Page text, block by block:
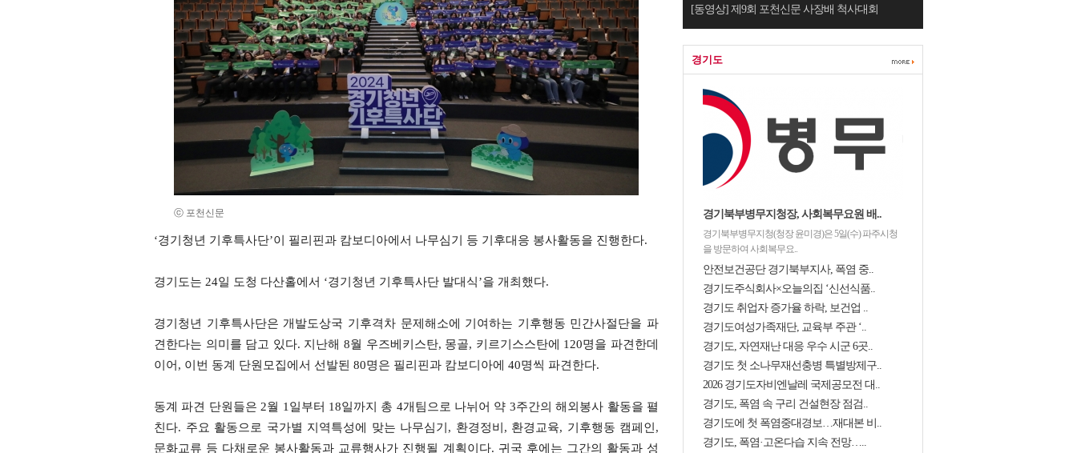
ⓒ 포천신문
‘경기청년 기후특사단’이 필리핀과 캄보디아에서 나무심기 등 기후대응 봉사활동을 진행한다.
경기도는 24일 도청 다산홀에서 ‘경기청년 기후특사단 발대식’을 개최했다.
경기청년 기후특사단은 개발도상국 기후격차 문제해소에 기여하는 기후행동 민간사절단을 파
견한다는 의미를 담고 있다. 지난해 8월 우즈베키스탄, 몽골, 키르기스스탄에 120명을 파견한데
이어, 이번 동계 단원모집에서 선발된 80명은 필리핀과 캄보디아에 40명씩 파견한다.
동계 파견 단원들은 2월 1일부터 18일까지 총 4개팀으로 나뉘어 약 3주간의 해외봉사 활동을 펼
친다. 주요 활동으로 국가별 지역특성에 맞는 나무심기, 환경정비, 환경교육, 기후행동 캠페인,
문화교류 등 다채로운 봉사활동과 교류행사가 진행될 계획이다. 귀국 후에는 그간의 활동과 성
[동영상] 제9회 포천신문 사장배 척사대회
경기도
경기북부병무지청장, 사회복무요원 배..
경기북부병무지청(청장 윤미경)은 5일(수) 파주시청
을 방문하여 사회복무요..
안전보건공단 경기북부지사, 폭염 중..
경기도주식회사×오늘의집 ‘신선식품..
경기도 취업자 증가율 하락, 보건업 ..
경기도여성가족재단, 교육부 주관 ‘..
경기도, 자연재난 대응 우수 시군 6곳..
경기도 첫 소나무재선충병 특별방제구..
2026 경기도자비엔날레 국제공모전 대..
경기도, 폭염 속 구리 건설현장 점검..
경기도에 첫 폭염중대경보…재대본 비..
경기도, 폭염·고온다습 지속 전망…..